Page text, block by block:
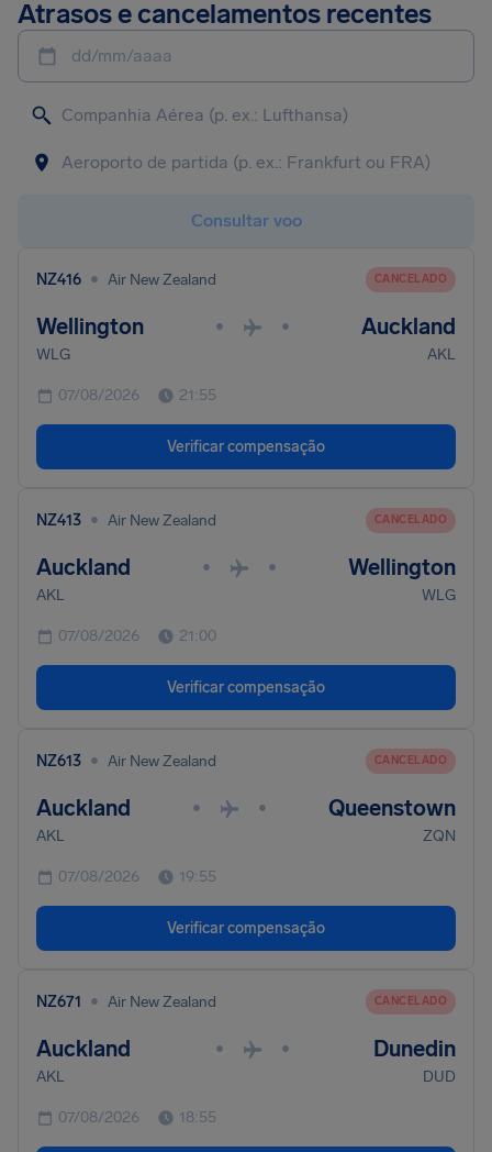
Atrasos e cancelamentos recentes
dd/mm/aaaa
Consultar voo
NZ416 • Air New Zealand CANCELADO
Wellington • • Auckland
WLG AKL
07/08/2026 21:55
Verificar compensação
NZ413 • Air New Zealand CANCELADO
Auckland • • Wellington
AKL WLG
07/08/2026 21:00
Verificar compensação
NZ613 • Air New Zealand CANCELADO
Auckland • • Queenstown
AKL ZQN
07/08/2026 19:55
Verificar compensação
NZ671 • Air New Zealand CANCELADO
Auckland • • Dunedin
AKL DUD
07/08/2026 18:55